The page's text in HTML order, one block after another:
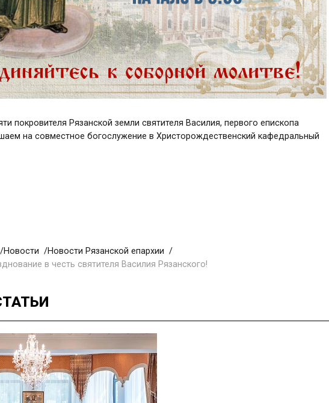
покровителя Рязанской земли святителя Василия, первого епископа
на совместное богослужение в Христорождественский кафедральный
Новости
Новости Рязанской епархии
в честь святителя Василия Рязанского!